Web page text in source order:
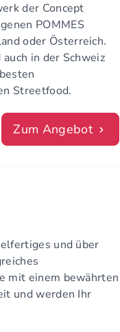
der Concept
POMMES
oder Österreich.
in der Schweiz
Streetfood.
Zum Angebot
und über
mit einem bewährten
und werden Ihr